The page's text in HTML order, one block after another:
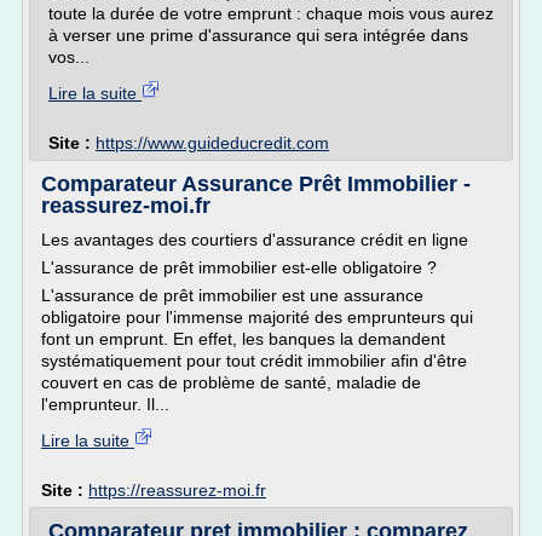
toute la durée de votre emprunt : chaque mois vous aurez
à verser une prime d'assurance qui sera intégrée dans
vos...
Lire la suite
Site : https://www.guideducredit.com
Comparateur Assurance Prêt Immobilier -
reassurez-moi.fr
Les avantages des courtiers d'assurance crédit en ligne
L'assurance de prêt immobilier est-elle obligatoire ?
L'assurance de prêt immobilier est une assurance
obligatoire pour l'immense majorité des emprunteurs qui
font un emprunt. En effet, les banques la demandent
systématiquement pour tout crédit immobilier afin d'être
couvert en cas de problème de santé, maladie de
l'emprunteur. Il...
Lire la suite
Site : https://reassurez-moi.fr
Comparateur pret immobilier : comparez